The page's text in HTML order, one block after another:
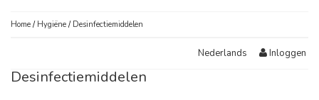
Home / Hygiëne / Desinfectiemiddelen
Nederlands Inloggen
Desinfectiemiddelen